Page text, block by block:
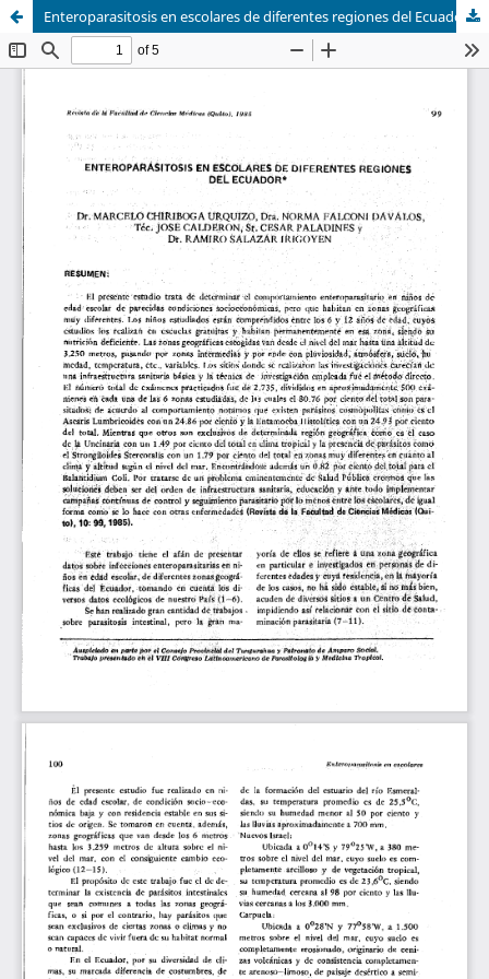
Enteroparasitosis en escolares de diferentes regiones del Ecuador